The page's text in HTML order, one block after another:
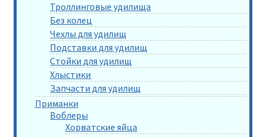
Троллинговые удилища
Без колец
Чехлы для удилищ
Подставки для удилищ
Стойки для удилищ
Хлыстики
Запчасти для удилищ
Приманки
Воблеры
Хорватские яйца